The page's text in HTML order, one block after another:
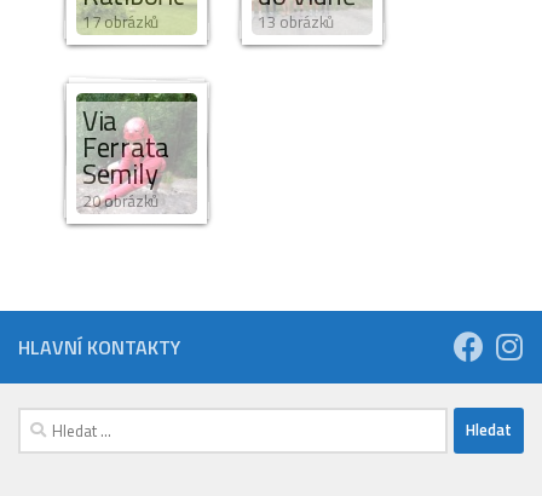
17 obrázků 13 obrázků
Via
Ferrata
Semily
20 obrázků
HLAVNÍ KONTAKTY
Vyhledávání